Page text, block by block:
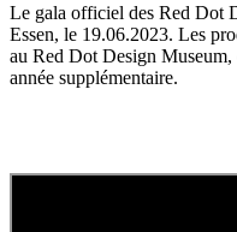
Le gala officiel des Red Dot
Essen, le 19.06.2023. Les
au Red Dot Design Museum,
année supplémentaire.